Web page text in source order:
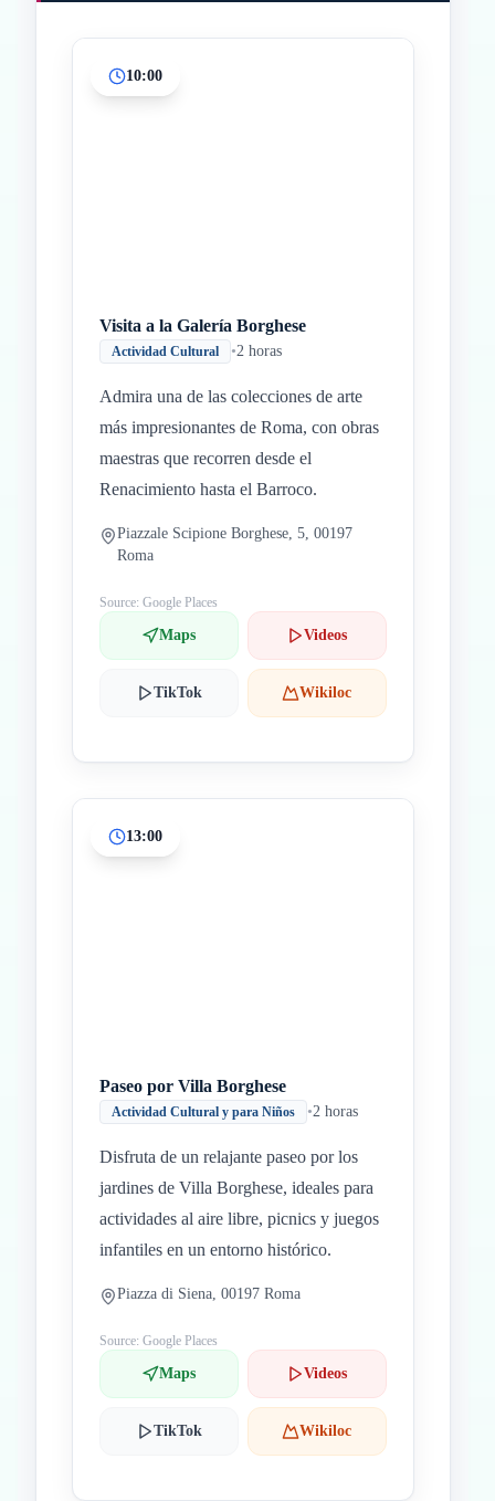
10:00
Visita a la Galería Borghese
Actividad Cultural •2 horas
Admira una de las colecciones de arte
más impresionantes de Roma, con obras
maestras que recorren desde el
Renacimiento hasta el Barroco.
Piazzale Scipione Borghese, 5, 00197
Roma
Source: Google Places
Maps Videos
TikTok Wikiloc
13:00
Paseo por Villa Borghese
Actividad Cultural y para Niños •2 horas
Disfruta de un relajante paseo por los
jardines de Villa Borghese, ideales para
actividades al aire libre, picnics y juegos
infantiles en un entorno histórico.
Piazza di Siena, 00197 Roma
Source: Google Places
Maps Videos
TikTok Wikiloc